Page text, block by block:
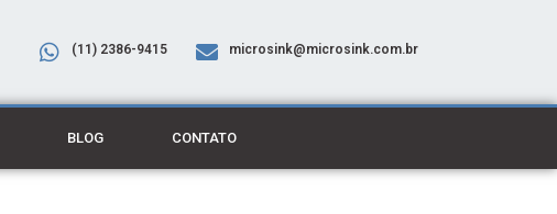
(11) 2386-9415 microsink@microsink.com.br
BLOG CONTATO